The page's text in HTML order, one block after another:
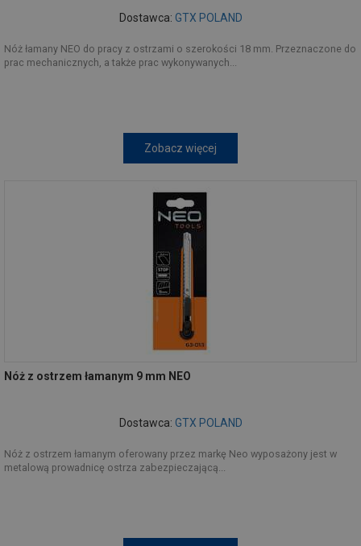
Dostawca: GTX POLAND
Nóż łamany NEO do pracy z ostrzami o szerokości 18 mm. Przeznaczone do
prac mechanicznych, a także prac wykonywanych...
Zobacz więcej
Nóż z ostrzem łamanym 9 mm NEO
Dostawca: GTX POLAND
Nóż z ostrzem łamanym oferowany przez markę Neo wyposażony jest w
metalową prowadnicę ostrza zabezpieczającą...